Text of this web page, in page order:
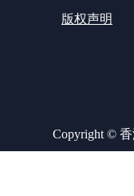
版权声明
Copyright © 香